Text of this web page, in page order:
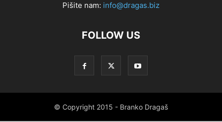
Pišite nam: info@dragas.biz
FOLLOW US
© Copyright 2015 - Branko Dragaš